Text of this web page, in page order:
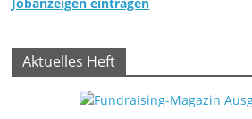
d
e
n
Aktuelles Heft